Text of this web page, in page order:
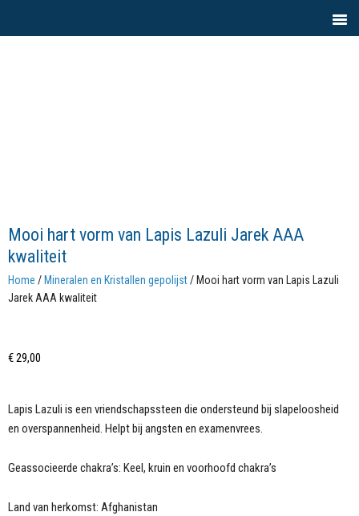
Mooi hart vorm van Lapis Lazuli Jarek AAA
kwaliteit
Home / Mineralen en Kristallen gepolijst/ Mooi hart vorm van Lapis Lazuli
Jarek AAA kwaliteit
€29,00
Lapis Lazuli is een vriendschapssteen die ondersteund bij slapeloosheid
en overspannenheid. Helpt bij angsten en examenvrees.
Geassocieerde chakra’s: Keel, kruin en voorhoofd chakra’s
Land van herkomst: Afghanistan